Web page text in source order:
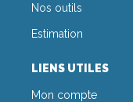
Nos outils
Estimation
LIENS UTILES
Mon compte